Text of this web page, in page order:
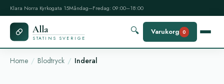
Klara Norra Kyrkogata 15Måndag–Fredag: 09:00–18:00
Alla
STATINS SVERIGE
🔍 Varukorg 0
Home Blodtryck Inderal